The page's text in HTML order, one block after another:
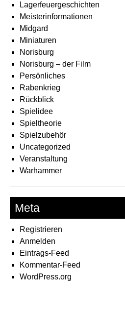
Lagerfeuergeschichten
Meisterinformationen
Midgard
Miniaturen
Norisburg
Norisburg – der Film
Persönliches
Rabenkrieg
Rückblick
Spielidee
Spieltheorie
Spielzubehör
Uncategorized
Veranstaltung
Warhammer
Meta
Registrieren
Anmelden
Eintrags-Feed
Kommentar-Feed
WordPress.org